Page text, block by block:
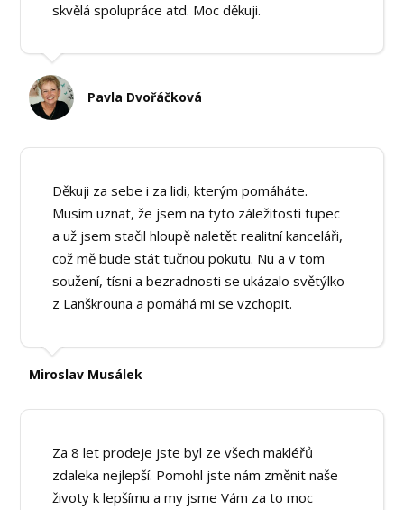
skvělá spolupráce atd. Moc děkuji.
Pavla Dvořáčková
Děkuji za sebe i za lidi, kterým pomáháte.
Musím uznat, že jsem na tyto záležitosti tupec
a už jsem stačil hloupě naletět realitní kanceláři,
což mě bude stát tučnou pokutu. Nu a v tom
soužení, tísni a bezradnosti se ukázalo světýlko
z Lanškrouna a pomáhá mi se vzchopit.
Miroslav Musálek
Za 8 let prodeje jste byl ze všech makléřů
zdaleka nejlepší. Pomohl jste nám změnit naše
životy k lepšímu a my jsme Vám za to moc